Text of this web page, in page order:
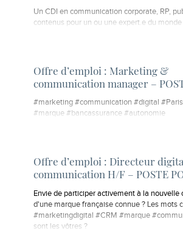
Un CDI en communication corporate, RP,
contenus pour un ou une expert.e du
Offre d’emploi : Marketing &
communication manager –
#marketing #communication #digital
#marque #bancassurance #autonomie
Offre d’emploi : Directeur
communication H/F – POSTE
Envie de participer activement à la nouvelle
d'une marque française connue ? Les mots
#marketingdigital #CRM #marque
sont les vôtres ?